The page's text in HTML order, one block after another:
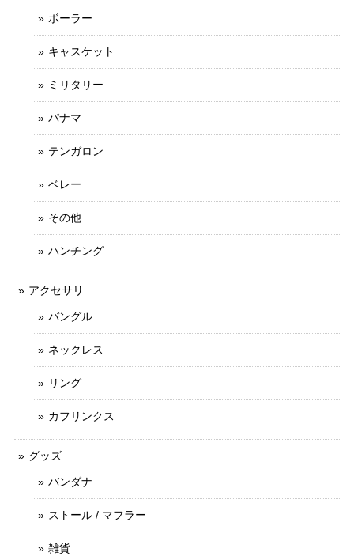
ボーラー
キャスケット
ミリタリー
パナマ
テンガロン
ベレー
その他
ハンチング
アクセサリ
バングル
ネックレス
リング
カフリンクス
グッズ
バンダナ
ストール / マフラー
雑貨